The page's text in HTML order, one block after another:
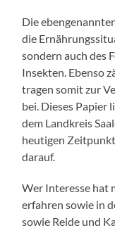
Die
die
sondern auch des
Insekten. Ebenso
tragen somit zur
bei. Dieses Papier
dem Landkreis
heutigen
darauf.
Wer Interesse hat
erfahren sowie in
sowie Reide und